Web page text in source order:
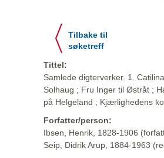
Tilbake til
søketreff
Tittel:
Samlede digterverker. 1.
Solhaug ; Fru Inger til Østråt ;
på Helgeland ; Kjærlighedens
Forfatter/person:
Ibsen, Henrik, 1828-1906
Seip, Didrik Arup, 1884-1963